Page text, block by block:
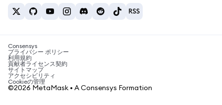
お問い合わせ
ETH→USDT
USDTの購入
SHIBの購入
BNBの購入
税制関連ニュース
暗号資産の購入方法は？
ビットコインを売るには？
Consensys
プライバシー ポリシー
利用規約
貢献者ライセンス契約
サイトマップ
アクセシビリティ
Cookieの管理
©2026 MetaMask • A Consensys Formation